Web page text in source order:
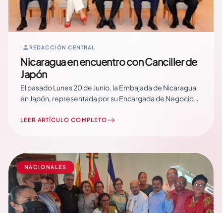
REDACCIÓN CENTRAL
Nicaragua en encuentro con Canciller de
Japón
El pasado Lunes 20 de Junio, la Embajada de Nicaragua
en Japón, representada por su Encargada de Negocios,
el Ministro de Asuntos Exteriores de Japón, Señor
Read More
LEER ARTÍCULO COMPLETO
NACIONALES